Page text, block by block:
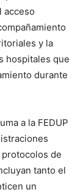
acceso
y la
hospitales que
durante
a la FEDUP
de
tanto el
un